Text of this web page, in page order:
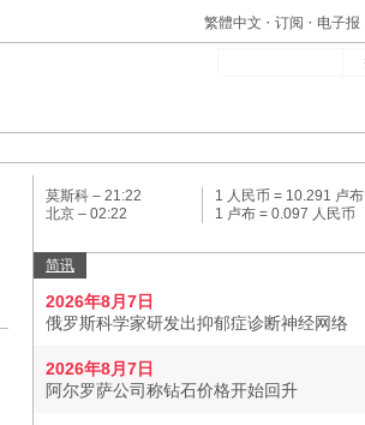
繁體中文 订阅 电子报
莫斯科 – 21:22
北京 – 02:22
1 人民币 = 10.291 卢布
1 卢布 = 0.097 人民币
简讯
2026年8月7日
俄罗斯科学家研发出抑郁症诊断神经网络
2026年8月7日
阿尔罗萨公司称钻石价格开始回升